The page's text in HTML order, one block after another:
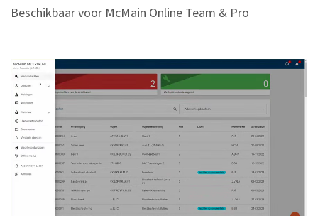
Beschikbaar voor McMain Online Team & Pro